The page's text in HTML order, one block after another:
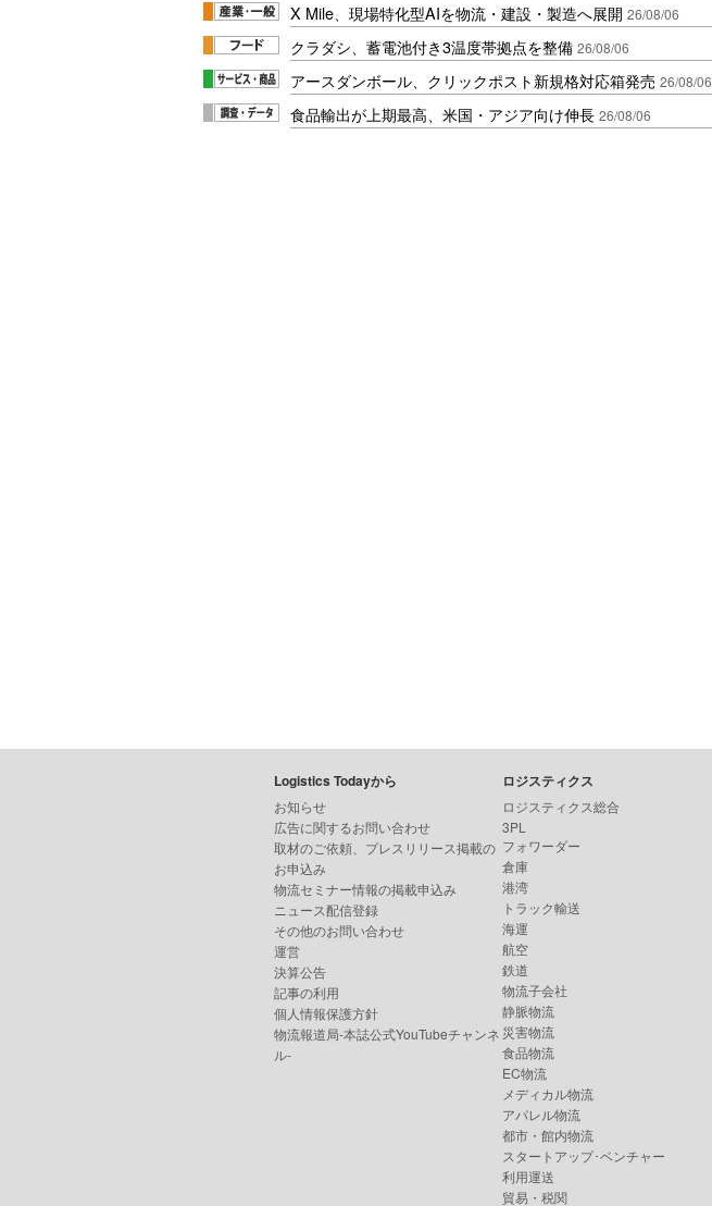
X Mile、現場特化型AIを物流・建設・製造へ展開 26/08/06
クラダシ、蓄電池付き3温度帯拠点を整備 26/08/06
アースダンボール、クリックポスト新規格対応箱発売 26/08/06
食品輸出が上期最高、米国・アジア向け伸長 26/08/06
Logistics Todayから
お知らせ
広告に関するお問い合わせ
取材のご依頼、プレスリリース掲載の
お申込み
物流セミナー情報の掲載申込み
ニュース配信登録
その他のお問い合わせ
運営
決算公告
記事の利用
個人情報保護方針
物流報道局-本誌公式YouTubeチャンネ
ル-
ロジスティクス
ロジスティクス総合
3PL
フォワーダー
倉庫
港湾
トラック輸送
海運
航空
鉄道
物流子会社
静脈物流
災害物流
食品物流
EC物流
メディカル物流
アパレル物流
都市・館内物流
スタートアップ･ベンチャー
利用運送
貿易・税関